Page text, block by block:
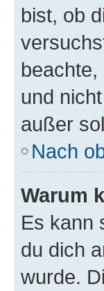
bist, ob
und
außer
Nach
Warum
Es kann
du dich
wurde.